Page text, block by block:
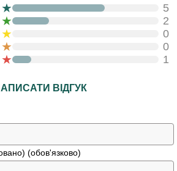
★
5
★
2
★
0
★
0
★ 1
ВІДГУК
(обов'язково)